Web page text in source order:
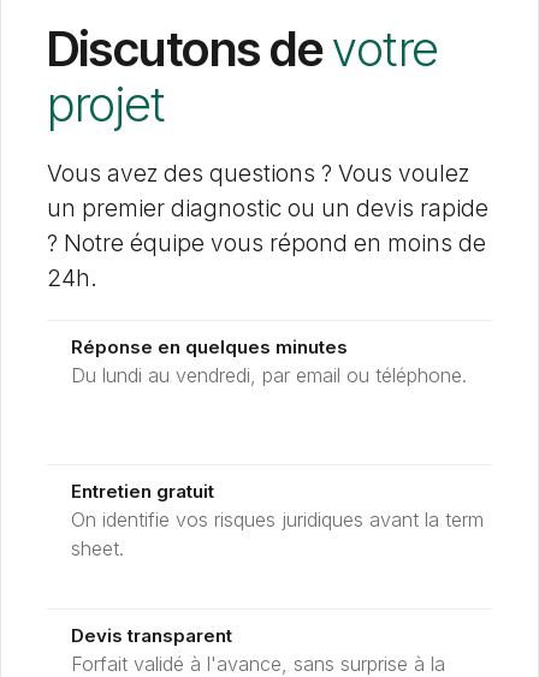
Discutons devotre
projet
Vous avez des questions ? Vous voulez
un premier diagnostic ou un devis rapide
? Notre équipe vous répond en moins de
24h.
Réponse en quelques minutes
Du lundi au vendredi, par email ou téléphone.
Entretien gratuit
On identifie vos risques juridiques avant la term
sheet.
Devis transparent
Forfait validé à l'avance, sans surprise à la